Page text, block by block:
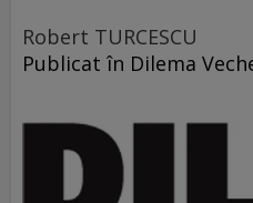
Robert TURCESCU
Publicat în Dilema